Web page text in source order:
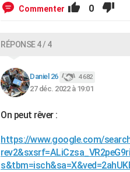
Commenter 0
RÉPONSE 4 / 4
Daniel 26 4 682
27 déc. 2022 à 19:01
On peut rêver :
https://www.google.com/